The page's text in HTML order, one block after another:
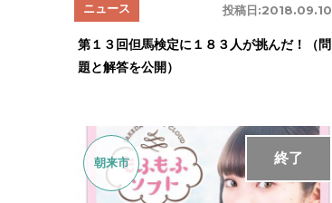
投稿日:2018.09.10
ニュース
第１３回但馬検定に１８３人が挑んだ！（問
題と解答を公開）
終了
朝来市